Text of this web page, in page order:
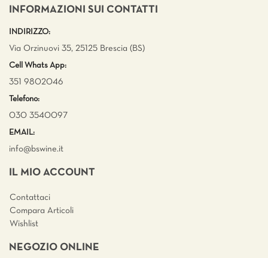
INFORMAZIONI SUI CONTATTI
INDIRIZZO:
Via Orzinuovi 35, 25125 Brescia (BS)
Cell Whats App:
351 9802046
Telefono:
030 3540097
EMAIL:
info@bswine.it
IL MIO ACCOUNT
Contattaci
Compara Articoli
Wishlist
NEGOZIO ONLINE